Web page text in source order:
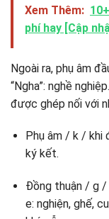
Xem Thêm:
phí hay [Cập
Ngoài ra, phụ âm
“Ngha”: nghề
được ghép nối với
Phụ âm / k / khi
ký kết.
Đồng thuận / g /
e: nghiện, ghế,